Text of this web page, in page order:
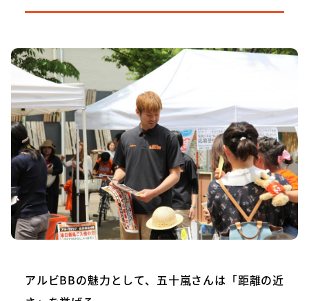
アルビBBの魅力として、五十嵐さんは「距離の近